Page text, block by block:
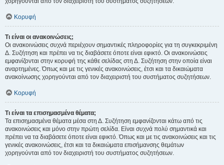
Κορυφή
Τι είναι οι ανακοινώσεις;
Οι ανακοινώσεις συχνά περιέχουν σημαντικές πληροφορίες για τη συγκεκριμένη
Δ. Συζήτηση και πρέπει να τις διαβάσετε όποτε είναι εφικτό. Οι ανακοινώσεις
εμφανίζονται στην κορυφή της κάθε σελίδας στη Δ. Συζήτηση στην οποία είναι
αναρτημένες. Όπως και με τις γενικές ανακοινώσεις, έτσι και τα δικαιώματα
ανακοίνωσης χορηγούνται από τον διαχειριστή του συστήματος συζητήσεων.
Κορυφή
Τι είναι τα επισημασμένα θέματα;
Τα επισημασμένα θέματα μέσα στη Δ. Συζήτηση εμφανίζονται κάτω από τις
ανακοινώσεις και μόνο στην πρώτη σελίδα. Είναι συχνά πολύ σημαντικά και
πρέπει να τα διαβάσετε όποτε είναι εφικτό. Όπως και με τις ανακοινώσεις και τις
γενικές ανακοινώσεις, έτσι και τα δικαιώματα επισήμανσης θεμάτων
χορηγούνται από τον διαχειριστή του συστήματος συζητήσεων.